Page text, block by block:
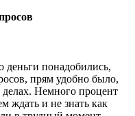
деньги понадобились,
прям удобно было,
делах. Немного процент
ждать и не знать как